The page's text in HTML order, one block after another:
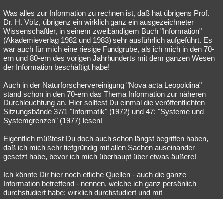
Was alles zur Information zu rechnen ist, daß hat übrigens Prof.
Dr. H. Völz, übrigenz ein wirklich ganz ein ausgezeichneter
Wissenschaftler, in seinem zweibändigem Buch "Information"
(Akademieverlag 1982 und 1983) sehr ausführlich aufgeführt. Es
war auch für mich eine riesige Fundgrube, als ich mich in den 70-
ern und 80-ern des vorigen Jahrhunderts mit dem ganzen Wesen
der Information beschäftigt habe!
Auch in der Naturforschervereinigung "Nova acta Leopoldina"
stand schon in den 70-ern das Thema Information zur näheren
Durchleuchtung an. Hier solltest Du einmal die veröffentlichten
Sitzungsbände 37/1 "Informatik" (1972) und 47: "Systeme und
Systemgrenzen" (1977) lesen!
Eigentlich müßtest Du doch auch schon längst begriffen haben,
daß ich mich sehr tiefgründig mit allen Sachen auseinander
gesetzt habe, bevor ich mich überhaupt über etwas äußere!
Ich könnte Dir hier noch etliche Quellen - auch die ganze
Information betreffend - nennen, welche ich ganz persönlich
durchstudiert habe; wirklich durchstudiert und mit